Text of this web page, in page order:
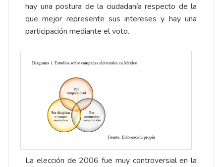
hay una postura de la ciudadanía respecto de la
que mejor represente sus intereses y hay una
participación mediante el voto.
La elección de 2006 fue muy controversial en la